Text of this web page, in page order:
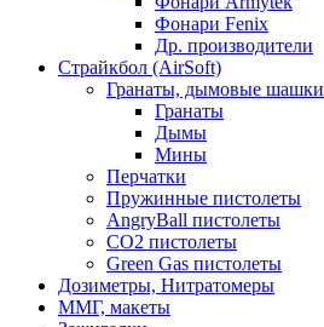
Фонари Fenix
Др. производители
Страйкбол (AirSoft)
Гранаты, дымовые шашки
Гранаты
Дымы
Мины
Перчатки
Пружинные пистолеты
AngryBall пистолеты
CO2 пистолеты
Green Gas пистолеты
Дозиметры, Нитратомеры
ММГ, макеты